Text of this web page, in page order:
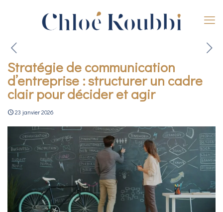
Stratégie de communication
d’entreprise : structurer un cadre
clair pour décider et agir
23 janvier 2026